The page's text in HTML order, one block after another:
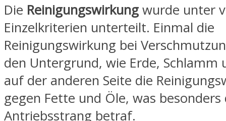
Die Reinigungswirkung wurde unter
Einzelkriterien unterteilt. Einmal die
Reinigungswirkung bei
den Untergrund, wie Erde, Schlamm
auf der anderen Seite die
gegen Fette und Öle, was besonders
Antriebsstrang betraf.